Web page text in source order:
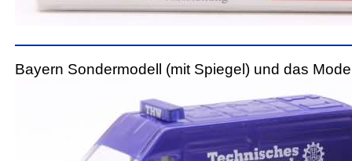
Bayern Sondermodell (mit Spiegel) und das